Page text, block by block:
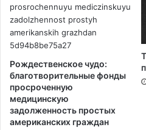
о
х
и
м
и
ч
е
с
к
о
н
о
в
а
я
и
н
ф
о
р
Рождественское чудо:
благотворительные фонды
просроченную
медицинскую
задолженность простых
американских граждан